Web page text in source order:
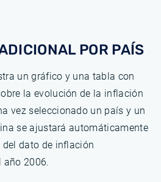
POR PAÍS
un gráfico y una tabla con
la evolución de la inflación
vez seleccionado un país y un
se ajustará automáticamente
dato de inflación
año 2006.